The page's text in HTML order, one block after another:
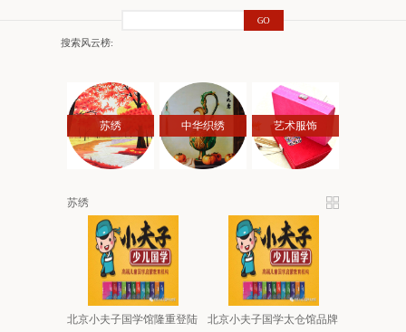
搜索风云榜:
苏绣 中华织绣 艺术服饰
苏绣
北京小夫子国学馆隆重登陆
北京小夫子国学太仓馆品牌